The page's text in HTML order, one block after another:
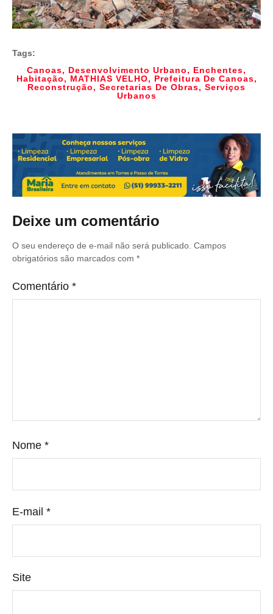
Tags:
Canoas, Desenvolvimento Urbano, Enchentes,
Habitação, MATHIAS VELHO, Prefeitura De Canoas,
Reconstrução, Secretarias De Obras, Serviços
Urbanos
Deixe um comentário
O seu endereço de e-mail não será publicado. Campos
obrigatórios são marcados com *
Comentário *
Nome *
E-mail *
Site